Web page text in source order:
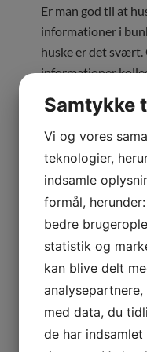
Er man god til at
informationer i
huske er det
informationer
Ring+45
hvis du vil
Du kan også
så skal vi nok
PRØV
KATEGORI(ER):
MARKETING,SALG ,
Samtykke
Vi og vores
teknologier,
indsamle
formål,
bedre
statistik og
kan blive delt
med data, du
de har